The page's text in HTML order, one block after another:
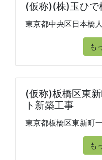
(仮称)(株)玉ひで
東京都中央区日本橋
も
(仮称)板橋区東
ト新築工事
東京都板橋区東新町
も